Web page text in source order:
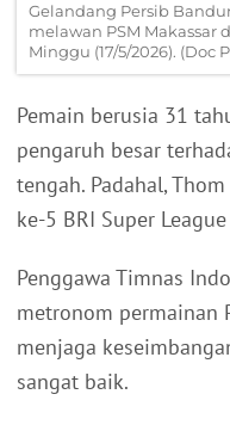
Gelandang Persib
melawan PSM Makassar
Minggu (17/5/2026). (Doc
Pemain berusia 31
pengaruh besar
tengah. Padahal,
ke-5 BRI Super
Penggawa Timnas
metronom permainan
menjaga
sangat baik.